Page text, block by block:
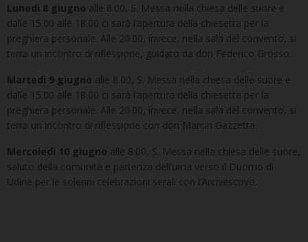
Lunedì 8 giugno alle 8.00, S. Messa nella chiesa delle suore e
dalle 15.00 alle 18.00 ci sarà l’apertura della chiesetta per la
preghiera personale. Alle 20.00, invece, nella sala del convento, si
terra un incontro di riflessione, guidato da don Federico Grosso.
Martedì 9 giugno alle 8.00, S. Messa nella chiesa delle suore e
dalle 15.00 alle 18.00 ci sarà l’apertura della chiesetta per la
preghiera personale. Alle 20.00, invece, nella sala del convento, si
terra un incontro di riflessione con don Marcin Gazzetta.
Mercoledì 10 giugno alle 8.00, S. Messa nella chiesa delle suore,
saluto della comunità e partenza dell’urna verso il Duomo di
Udine per le solenni celebrazioni serali con l’Arcivescovo.